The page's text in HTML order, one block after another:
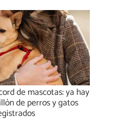
de mascotas: ya hay
de perros y gatos